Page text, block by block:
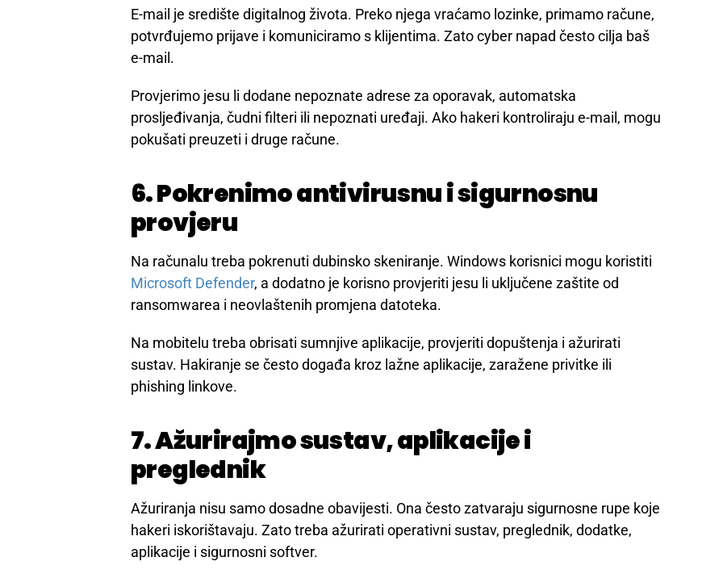
Najbolje je koristiti aplikaciju za autentifikaciju, sigurnosni ključ ili passkey gdje je
dostupan. Na Google računima možemo pokrenutiSecurity Checkupi provjeriti
postavke zaštite.
5. Provjerimo e-mail jer je često glavna
meta
E-mail je središte digitalnog života. Preko njega vraćamo lozinke, primamo račune,
potvrđujemo prijave i komuniciramo s klijentima. Zato cyber napad često cilja baš
e-mail.
Provjerimo jesu li dodane nepoznate adrese za oporavak, automatska
prosljeđivanja, čudni filteri ili nepoznati uređaji. Ako hakeri kontroliraju e-mail, mogu
pokušati preuzeti i druge račune.
6. Pokrenimo antivirusnu i sigurnosnu
provjeru
Na računalu treba pokrenuti dubinsko skeniranje. Windows korisnici mogu koristiti
Microsoft Defender, a dodatno je korisno provjeriti jesu li uključene zaštite od
ransomwarea i neovlaštenih promjena datoteka.
Na mobitelu treba obrisati sumnjive aplikacije, provjeriti dopuštenja i ažurirati
sustav. Hakiranje se često događa kroz lažne aplikacije, zaražene privitke ili
phishing linkove.